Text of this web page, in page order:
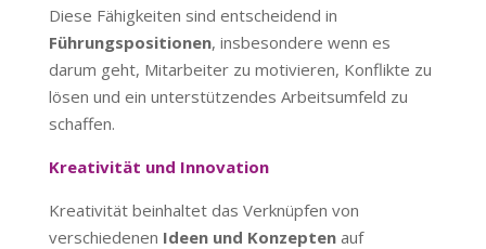
Diese Fähigkeiten sind entscheidend in
Führungspositionen, insbesondere wenn es
darum geht, Mitarbeiter zu motivieren, Konflikte zu
lösen und ein unterstützendes Arbeitsumfeld zu
schaffen.
Kreativität und Innovation
Kreativität beinhaltet das Verknüpfen von
verschiedenen Ideen und Konzeptenauf